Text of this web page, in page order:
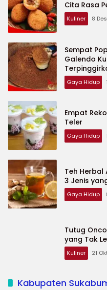
Cita Rasa
Kuliner 8
Sempat
Galendo
Gaya Hidup
Empat
Teler
Gaya Hidup
Teh Herbal
3 Jenis
Gaya Hidup
Tutug
yang Tak
Kuliner 21
Kabupaten